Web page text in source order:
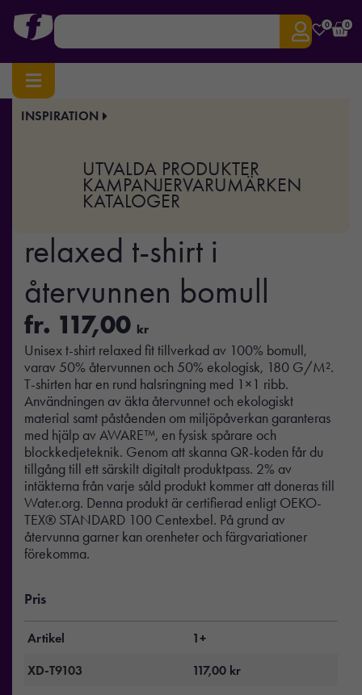
0 0
INSPIRATION
UTVALDA PRODUKTER
KAMPANJERVARUMÄRKEN
KATALOGER
Hem/Profilkläder/T-shirts & Toppar
XD-T9103
IQONIQ Kakadu
relaxed t-shirt i
återvunnen bomull
fr. 117,00 kr
Unisex t-shirt relaxed fit tillverkad av 100% bomull,
varav 50% återvunnen och 50% ekologisk, 180 G/M².
T-shirten har en rund halsringning med 1×1 ribb.
Användningen av äkta återvunnet och ekologiskt
material samt påståenden om miljöpåverkan garanteras
med hjälp av AWARE™, en fysisk spårare och
blockkedjeteknik. Genom att skanna QR-koden får du
tillgång till ett särskilt digitalt produktpass. 2% av
intäkterna från varje såld produkt kommer att doneras till
Water.org. Denna produkt är certifierad enligt OEKO-
TEX® STANDARD 100 Centexbel. På grund av
återvunna garner kan orenheter och färgvariationer
förekomma.
Pris
Artikel
1+
XD-T9103
117,00 kr